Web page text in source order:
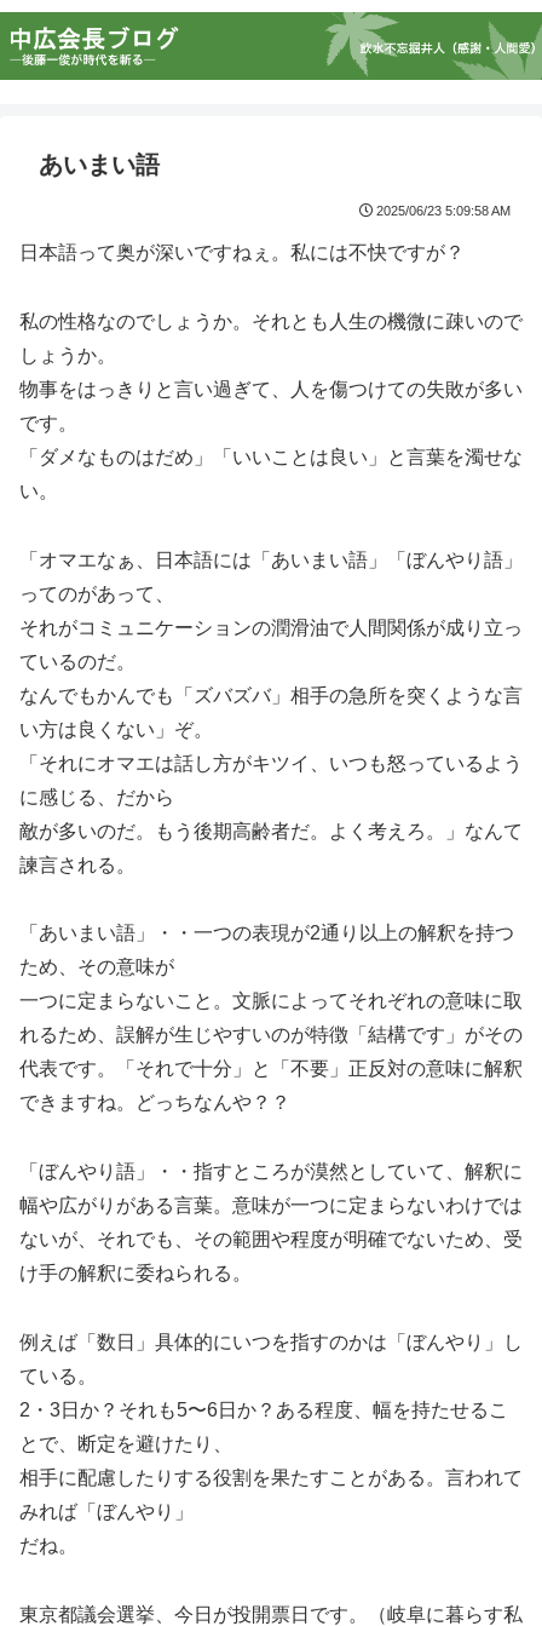
あいまい語
2025/06/23 5:09:58 AM
日本語って奥が深いですねぇ。私には不快ですが？
私の性格なのでしょうか。それとも人生の機微に疎いので
しょうか。
物事をはっきりと言い過ぎて、人を傷つけての失敗が多い
です。
「ダメなものはだめ」「いいことは良い」と言葉を濁せな
い。
「オマエなぁ、日本語には「あいまい語」「ぼんやり語」
ってのがあって、
それがコミュニケーションの潤滑油で人間関係が成り立っ
ているのだ。
なんでもかんでも「ズバズバ」相手の急所を突くような言
い方は良くない」ぞ。
「それにオマエは話し方がキツイ、いつも怒っているよう
に感じる、だから
敵が多いのだ。もう後期高齢者だ。よく考えろ。」なんて
諫言される。
「あいまい語」・・一つの表現が2通り以上の解釈を持つ
ため、その意味が
一つに定まらないこと。文脈によってそれぞれの意味に取
れるため、誤解が生じやすいのが特徴「結構です」がその
代表です。「それで十分」と「不要」正反対の意味に解釈
できますね。どっちなんや？？
「ぼんやり語」・・指すところが漠然としていて、解釈に
幅や広がりがある言葉。意味が一つに定まらないわけでは
ないが、それでも、その範囲や程度が明確でないため、受
け手の解釈に委ねられる。
例えば「数日」具体的にいつを指すのかは「ぼんやり」し
ている。
2・3日か？それも5〜6日か？ある程度、幅を持たせるこ
とで、断定を避けたり、
相手に配慮したりする役割を果たすことがある。言われて
みれば「ぼんやり」
だね。
東京都議会選挙、今日が投開票日です。（岐阜に暮らす私